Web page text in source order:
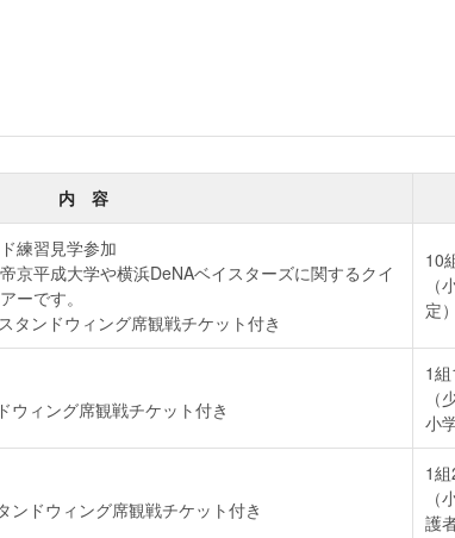
内 容
練習見学参加
京平成大学や横浜DeNAベイスターズに関するクイ
ーです。
タンドウィング席観戦チケット付き
10
定
ウィング席観戦チケット付き
1
小
ンドウィング席観戦チケット付き
1
護